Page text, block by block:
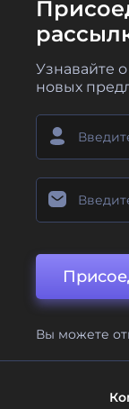
Узнавайте
новых
Вы можете